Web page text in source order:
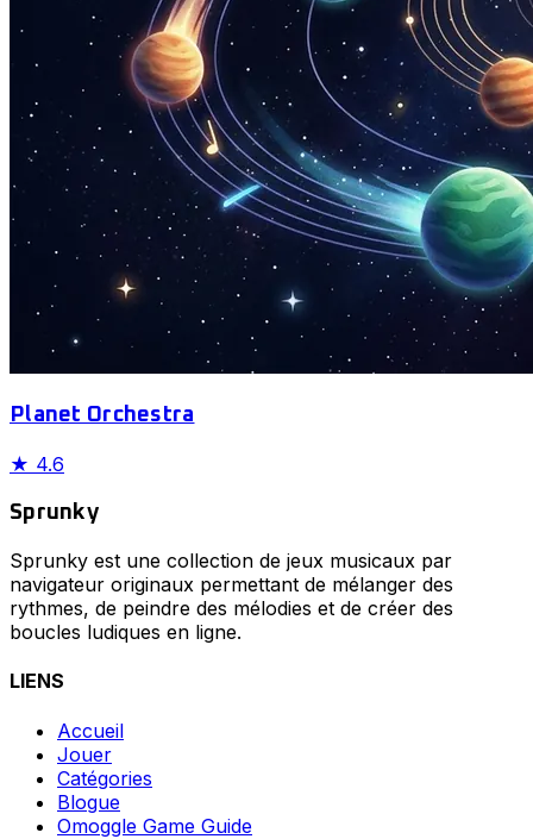
Planet Orchestra
★ 4.6
Sprunky
Sprunky est une collection de jeux musicaux par
navigateur originaux permettant de mélanger des
rythmes, de peindre des mélodies et de créer des
boucles ludiques en ligne.
LIENS
Accueil
Jouer
Catégories
Blogue
Omoggle Game Guide